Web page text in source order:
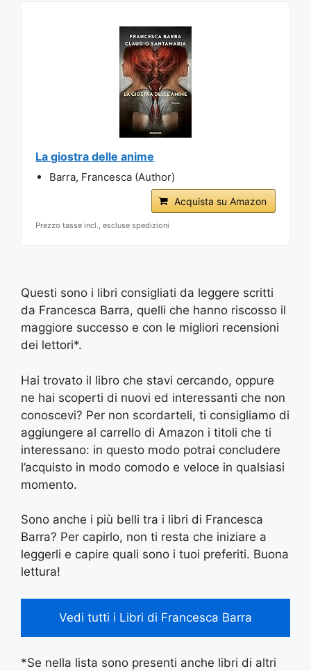
La giostra delle anime
Barra, Francesca (Author)
Acquista su Amazon
Prezzo tasse incl., escluse spedizioni
Questi sono i libri consigliati da leggere scritti
da Francesca Barra, quelli che hanno riscosso il
maggiore successo e con le migliori recensioni
dei lettori*.
Hai trovato il libro che stavi cercando, oppure
ne hai scoperti di nuovi ed interessanti che non
conoscevi? Per non scordarteli, ti consigliamo di
aggiungere al carrello di Amazon i titoli che ti
interessano: in questo modo potrai concludere
l’acquisto in modo comodo e veloce in qualsiasi
momento.
Sono anche i più belli tra i libri di Francesca
Barra? Per capirlo, non ti resta che iniziare a
leggerli e capire quali sono i tuoi preferiti. Buona
lettura!
Vedi tutti i Libri di Francesca Barra
*Se nella lista sono presenti anche libri di altri